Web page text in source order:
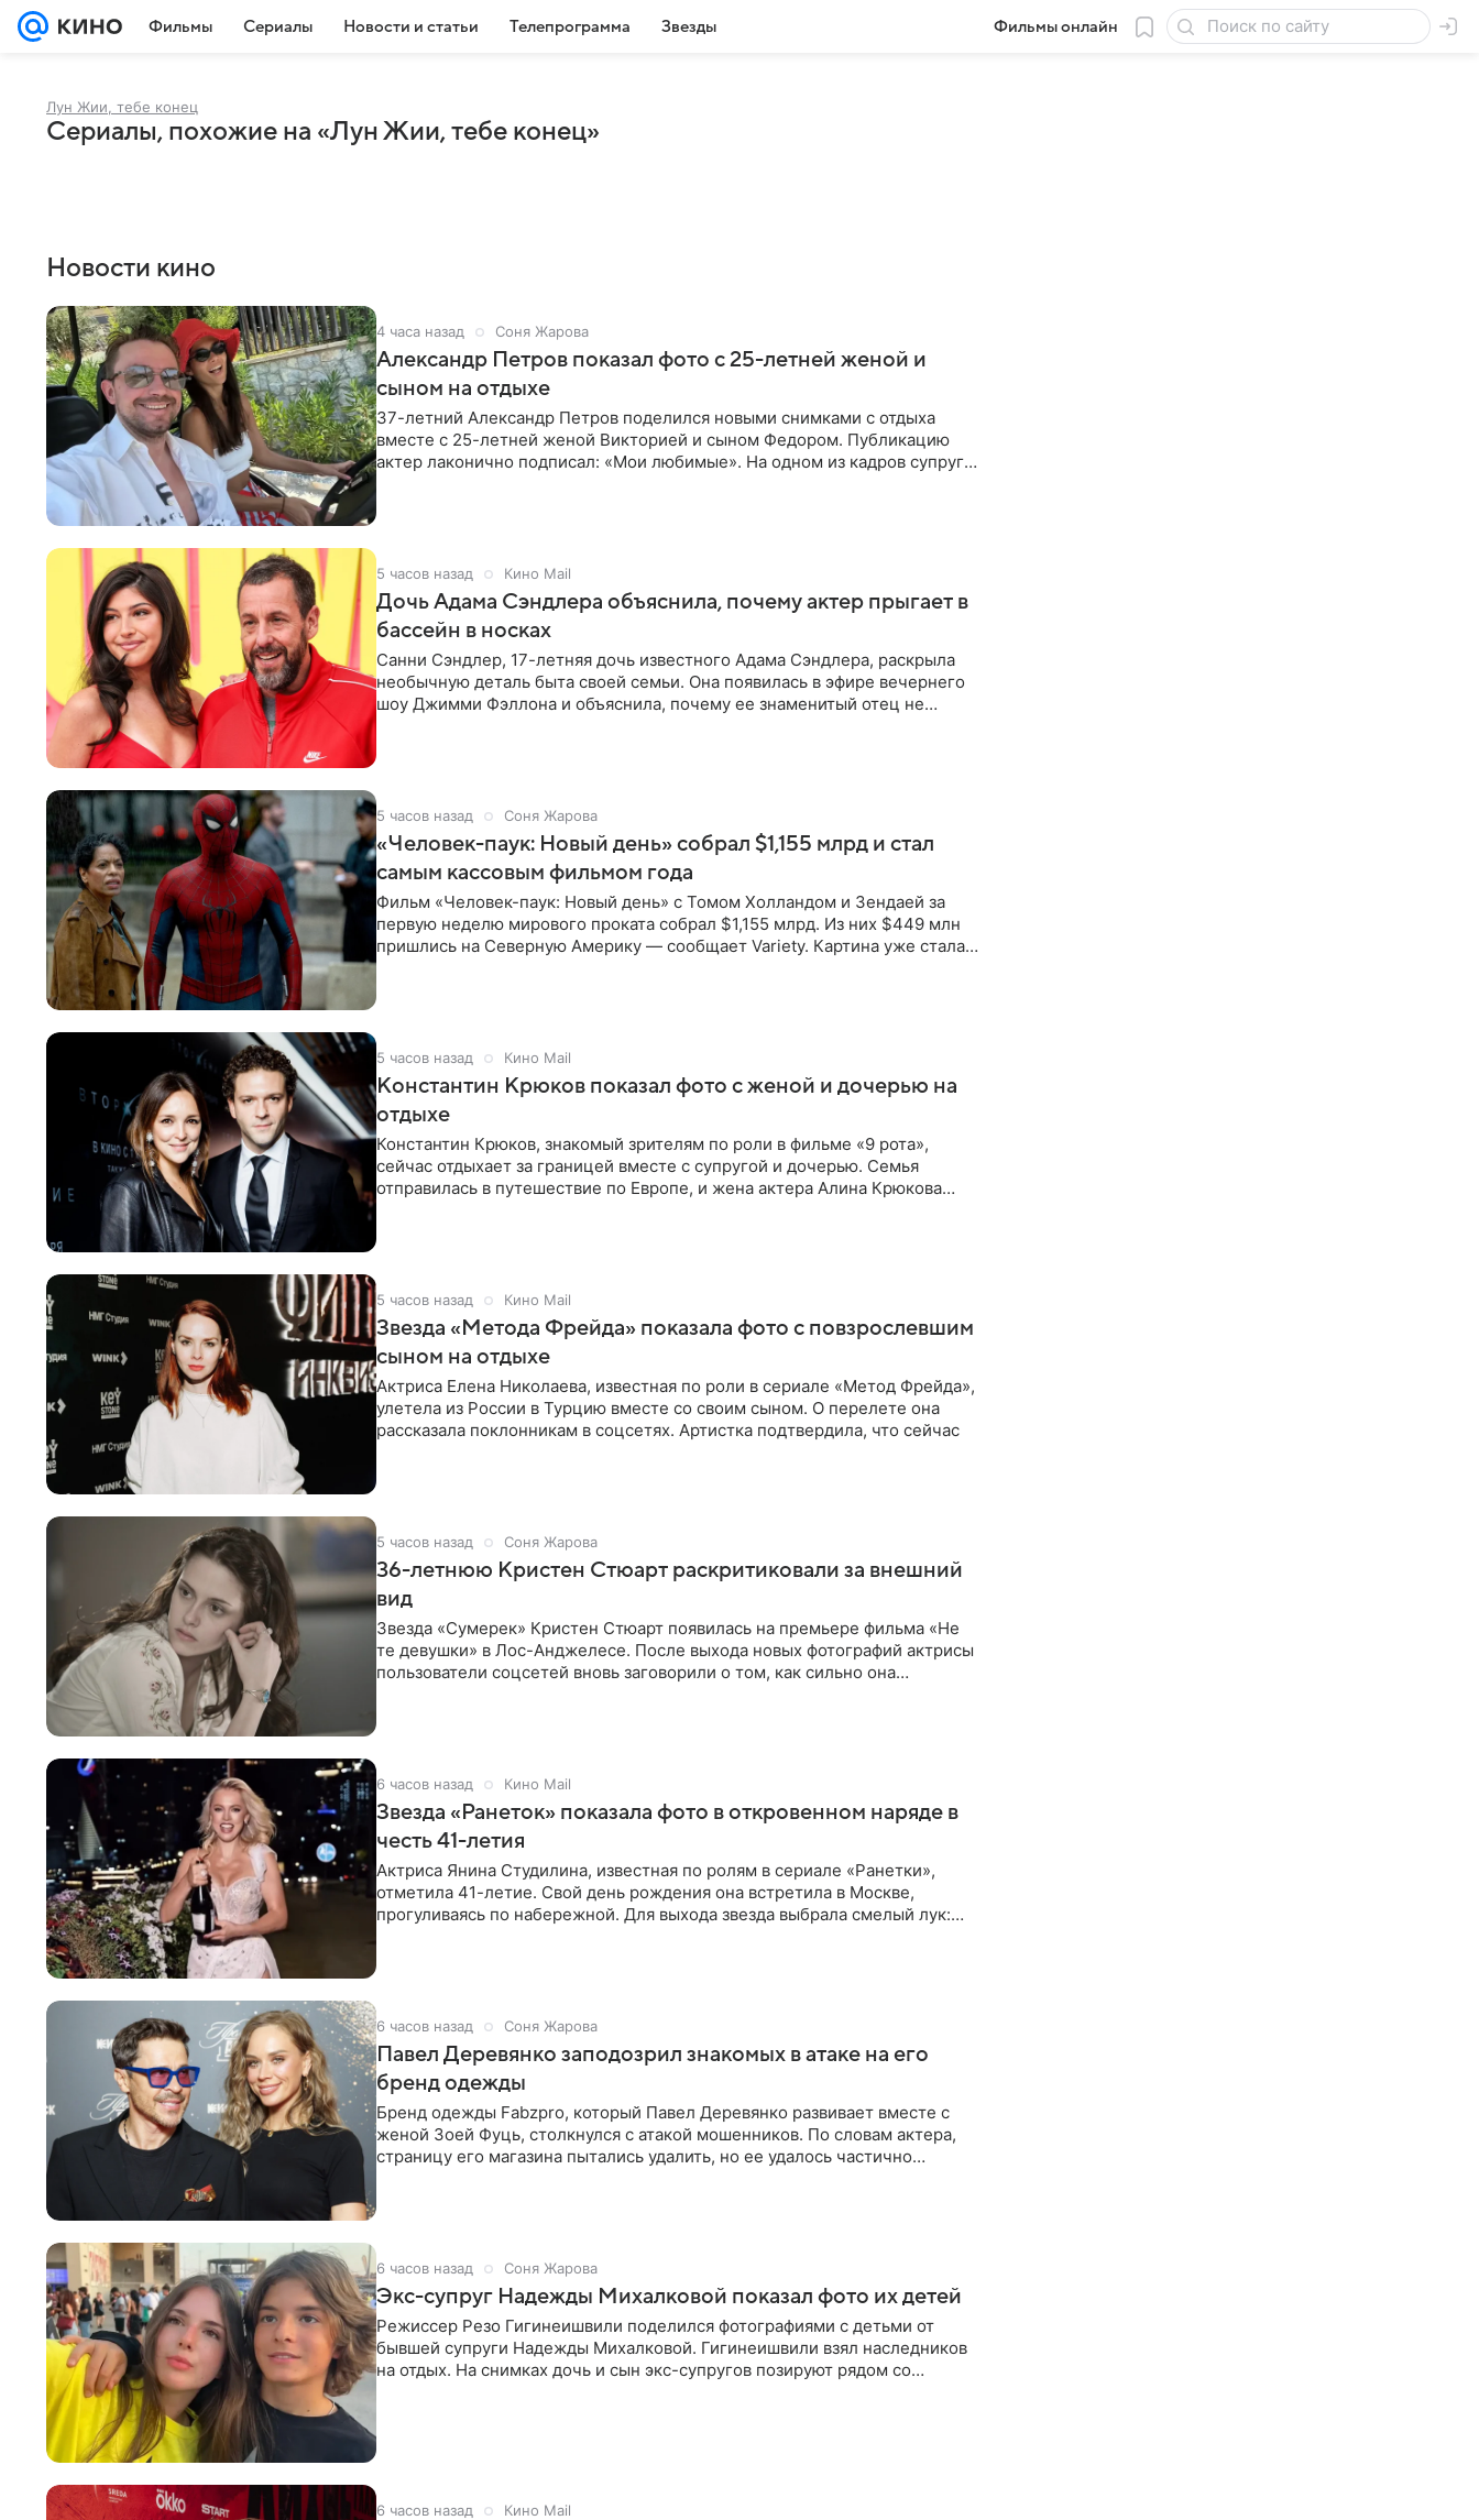
Фильмы Сериалы Новости и статьи Телепрограмма Звезды Фильмы онлайн
Лун Жии, тебе конец
Сериалы, похожие на «Лун Жии, тебе конец»
Новости кино
4 часа назад Соня Жарова
Александр Петров показал фото с 25-летней женой и
сыном на отдыхе
37-летний Александр Петров поделился новыми снимками с отдыха
вместе с 25-летней женой Викторией и сыном Федором. Публикацию
актер лаконично подписал: «Мои любимые». На одном из кадров супруги
5 часов назад Кино Mail
Дочь Адама Сэндлера объяснила, почему актер прыгает в
бассейн в носках
Санни Сэндлер, 17-летняя дочь известного Адама Сэндлера, раскрыла
необычную деталь быта своей семьи. Она появилась в эфире вечернего
шоу Джимми Фэллона и объяснила, почему ее знаменитый отец не
5 часов назад Соня Жарова
«Человек-паук: Новый день» собрал $1,155 млрд и стал
самым кассовым фильмом года
Фильм «Человек-паук: Новый день» с Томом Холландом и Зендаей за
первую неделю мирового проката собрал $1,155 млрд. Из них $449 млн
пришлись на Северную Америку — сообщает Variety. Картина уже стала
5 часов назад Кино Mail
Константин Крюков показал фото с женой и дочерью на
отдыхе
Константин Крюков, знакомый зрителям по роли в фильме «9 рота»,
сейчас отдыхает за границей вместе с супругой и дочерью. Семья
отправилась в путешествие по Европе, и жена актера Алина Крюкова
5 часов назад Кино Mail
Звезда «Метода Фрейда» показала фото с повзрослевшим
сыном на отдыхе
Актриса Елена Николаева, известная по роли в сериале «Метод Фрейда»,
улетела из России в Турцию вместе со своим сыном. О перелете она
рассказала поклонникам в соцсетях. Артистка подтвердила, что сейчас
5 часов назад Соня Жарова
36-летнюю Кристен Стюарт раскритиковали за внешний
вид
Звезда «Сумерек» Кристен Стюарт появилась на премьере фильма «Не
те девушки» в Лос-Анджелесе. После выхода новых фотографий актрисы
пользователи соцсетей вновь заговорили о том, как сильно она
6 часов назад Кино Mail
Звезда «Ранеток» показала фото в откровенном наряде в
честь 41-летия
Актриса Янина Студилина, известная по ролям в сериале «Ранетки»,
отметила 41-летие. Свой день рождения она встретила в Москве,
прогуливаясь по набережной. Для выхода звезда выбрала смелый лук:
6 часов назад Соня Жарова
Павел Деревянко заподозрил знакомых в атаке на его
бренд одежды
Бренд одежды Fabzpro, который Павел Деревянко развивает вместе с
женой Зоей Фуць, столкнулся с атакой мошенников. По словам актера,
страницу его магазина пытались удалить, но ее удалось частично
6 часов назад Соня Жарова
Экс-супруг Надежды Михалковой показал фото их детей
Режиссер Резо Гигинеишвили поделился фотографиями с детьми от
бывшей супруги Надежды Михалковой. Гигинеишвили взял наследников
на отдых. На снимках дочь и сын экс-супругов позируют рядом со
6 часов назад Кино Mail